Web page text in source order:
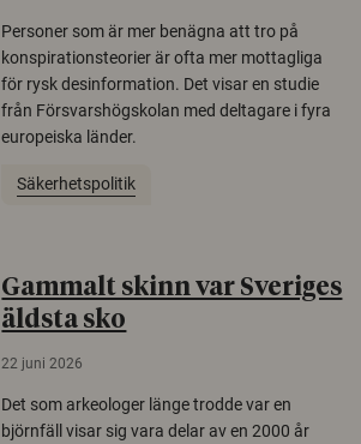
Personer som är mer benägna att tro på
konspirationsteorier är ofta mer mottagliga
för rysk desinformation. Det visar en studie
från Försvarshögskolan med deltagare i fyra
europeiska länder.
Säkerhetspolitik
Gammalt skinn var Sveriges
äldsta sko
22 juni 2026
Det som arkeologer länge trodde var en
björnfäll visar sig vara delar av en 2000 år